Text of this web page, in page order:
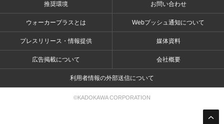
推奨環境 お問い合わせ
ウォーカープラスとは Webプッシュ通知について
プレスリリース・情報提供 媒体資料
広告掲載について 会社概要
利用者情報の外部送信について
©KADOKAWA CORPORATION